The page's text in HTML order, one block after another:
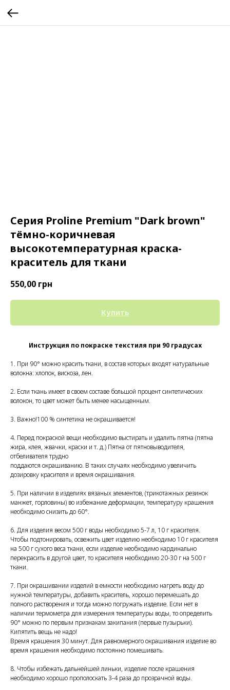
Серия Proline Premium "Dark brown"
тёмно-коричневая
высокотемпературная краска-
краситель для ткани
550,00 грн
Купить
Инструкция по покраске текстиля при 90 градусах
1. При 90° можно красить ткани, в состав которых входят натуральные
волокна: хлопок, вискоза, лен.
2. Если ткань имеет в своем составе большой процент синтетических
волокон, то цвет может быть менее насыщенным.
3. Важно!100 % синтетика не окрашивается!
4. Перед покраской вещи необходимо выстирать и удалить пятна (пятна
жира, клея, жвачки, краски и т. д.) Пятна от пятновыводителя,
отбеливателя трудно
поддаются окрашиванию. В таких случаях необходимо увеличить
дозировку красителя и время окрашивания.
5. При наличии в изделиях вязаных элементов, (трикотажных резинок
манжет, горловины) во избежание деформации, температуру крашения
необходимо снизить до 60°.
6. Для изделия весом 500 г воды необходимо 5-7 л, 10 г красителя.
Чтобы подтонировать, освежить цвет изделию необходимо 10 г красителя
на 500 г сухого веса ткани, если изделие необходимо кардинально
перекрасить в другой цвет, то красителя необходимо 20-30 г на 500 г
ткани.
7. При окрашивании изделий в емкости необходимо нагреть воду до
нужной температуры, добавить краситель, хорошо перемешать до
полного растворения и тогда можно погружать изделие. Если нет в
наличии термометра для измерения температуры воды, то определить
90° можно по первым признакам закипания (первые пузырьки).
Кипятить вещь не надо!
Время крашения 30 минут. Для равномерного окрашивания изделие во
время крашения необходимо постоянно помешивать.
8. Чтобы избежать дальнейшей линьки, изделие после крашения
необходимо хорошо прополоскать 3-4 раза до прозрачной воды.